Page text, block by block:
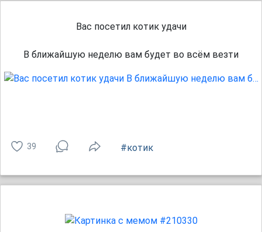
Вас посетил котик удачи
В ближайшую неделю вам будет во всём везти
39 #котик